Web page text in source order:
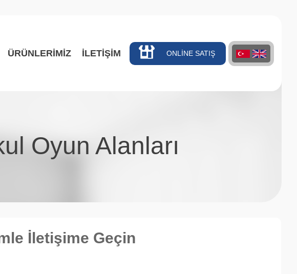
ÜRÜNLERİMİZ İLETİŞİM ONLİNE SATIŞ
Oyun Alanları
İletişime Geçin